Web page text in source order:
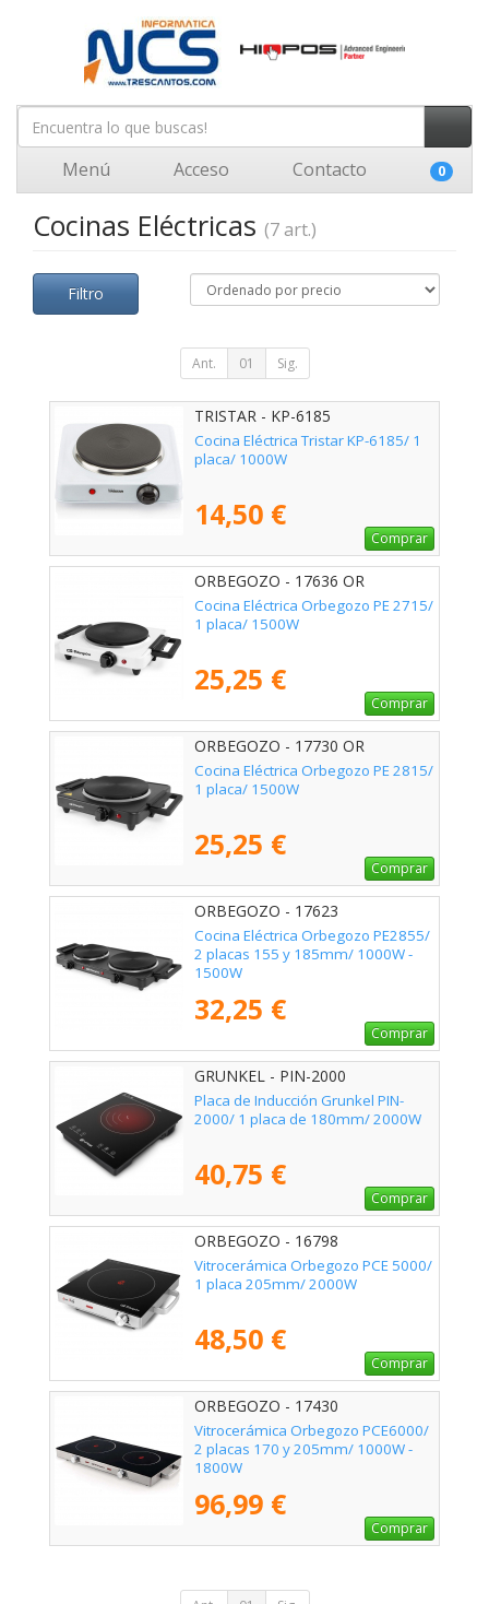
Menú Acceso Contacto 0
Cocinas Eléctricas (7 art.)
Filtro
Ant. 01 Sig.
TRISTAR - KP-6185
Cocina Eléctrica Tristar KP-6185/ 1
placa/ 1000W
14,50 €
Comprar
ORBEGOZO - 17636 OR
Cocina Eléctrica Orbegozo PE 2715/
1 placa/ 1500W
25,25 €
Comprar
ORBEGOZO - 17730 OR
Cocina Eléctrica Orbegozo PE 2815/
1 placa/ 1500W
25,25 €
Comprar
ORBEGOZO - 17623
Cocina Eléctrica Orbegozo PE2855/
2 placas 155 y 185mm/ 1000W -
1500W
32,25 €
Comprar
GRUNKEL - PIN-2000
Placa de Inducción Grunkel PIN-
2000/ 1 placa de 180mm/ 2000W
40,75 €
Comprar
ORBEGOZO - 16798
Vitrocerámica Orbegozo PCE 5000/
1 placa 205mm/ 2000W
48,50 €
Comprar
ORBEGOZO - 17430
Vitrocerámica Orbegozo PCE6000/
2 placas 170 y 205mm/ 1000W -
1800W
96,99 €
Comprar